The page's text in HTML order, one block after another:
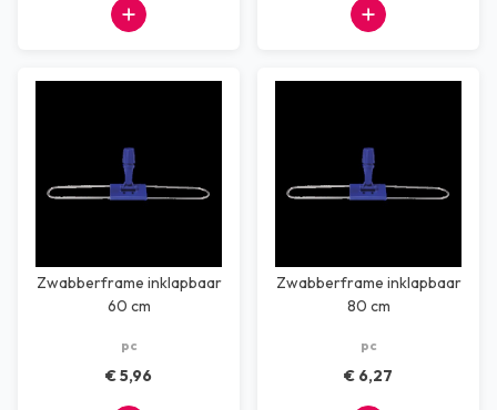
Zwabberframe inklapbaar
60 cm
pc
€ 5,96
Zwabberframe inklapbaar
80 cm
pc
€ 6,27